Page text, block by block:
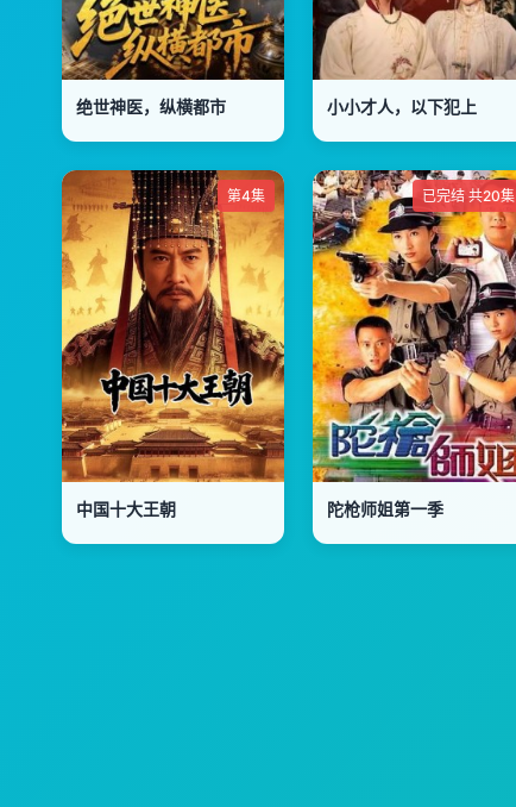
绝世神医，纵横都市 小小才人，以下犯上
第4集
中国十大王朝
已完结 共20集
陀枪师姐第一季